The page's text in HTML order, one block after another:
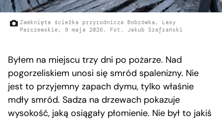
Zamknięta ścieżka przyrodnicza Bobrówka, Lasy
Parczewskie, 9 maja 2026. Fot. Jakub Szafrański
Byłem na miejscu trzy dni po pożarze. Nad
pogorzeliskiem unosi się smród spalenizny. Nie
jest to przyjemny zapach dymu, tylko właśnie
mdły smród. Sadza na drzewach pokazuje
wysokość, jaką osiągały płomienie. Nie był to jakiś